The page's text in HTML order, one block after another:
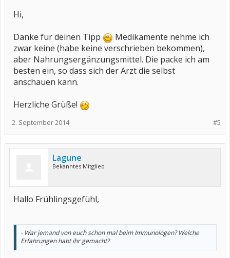
Hi,
Danke für deinen Tipp
Medikamente nehme ich
zwar keine (habe keine verschrieben bekommen),
aber Nahrungsergänzungsmittel. Die packe ich am
besten ein, so dass sich der Arzt die selbst
anschauen kann.
Herzliche Grüße!
#5
2. September 2014
Lagune
Bekanntes Mitglied
Hallo Frühlingsgefühl,
- War jemand von euch schon mal beim Immunologen? Welche
Erfahrungen habt ihr gemacht?